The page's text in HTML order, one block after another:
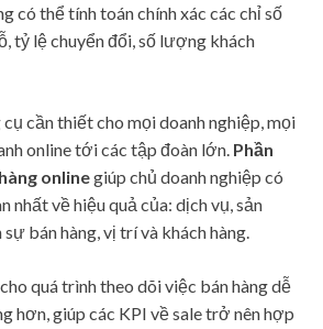
có thể tính toán chính xác các chỉ số
tỷ lệ chuyển đổi, số lượng khách
cần thiết cho mọi doanh nghiệp, mọi
online tới các tập đoàn lớn. Phần
onlinegiúp chủ doanh nghiệp có
nhất về hiệu quả của: dịch vụ, sản
bán hàng, vị trí và khách hàng.
quá trình theo dõi việc bán hàng dễ
hơn, giúp các KPI về sale trở nên hợp